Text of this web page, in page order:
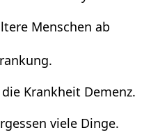
Menschen ab
Krankheit Demenz.
viele Dinge.